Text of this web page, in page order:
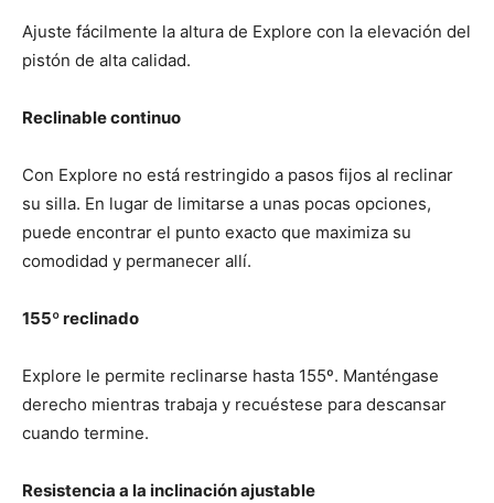
Ajuste fácilmente la altura de Explore con la elevación del
pistón de alta calidad.
Reclinable continuo
Con Explore no está restringido a pasos fijos al reclinar
su silla. En lugar de limitarse a unas pocas opciones,
puede encontrar el punto exacto que maximiza su
comodidad y permanecer allí.
155º reclinado
Explore le permite reclinarse hasta 155º. Manténgase
derecho mientras trabaja y recuéstese para descansar
cuando termine.
Resistencia a la inclinación ajustable